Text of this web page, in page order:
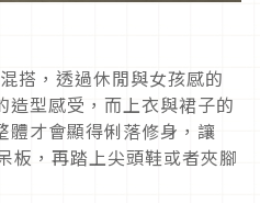
搭，透過休閒與女孩感的
造型感受，而上衣與裙子的
體才會顯得俐落修身，讓
板，再踏上尖頭鞋或者夾腳